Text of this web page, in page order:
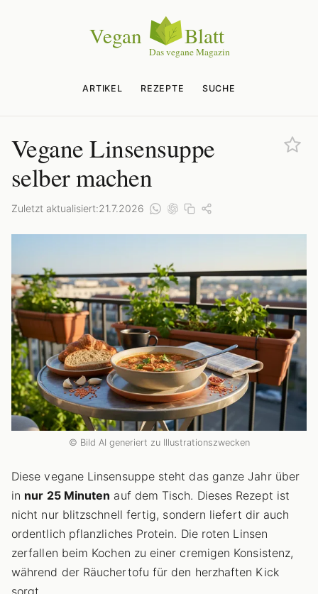
ARTIKEL REZEPTE SUCHE
Vegane Linsensuppe
selber machen
Zuletzt aktualisiert:21.7.2026
© Bild AI generiert zu Illustrationszwecken
Diese vegane Linsensuppe steht das ganze Jahr über
in nur 25 Minuten auf dem Tisch. Dieses Rezept ist
nicht nur blitzschnell fertig, sondern liefert dir auch
ordentlich pflanzliches Protein. Die roten Linsen
zerfallen beim Kochen zu einer cremigen Konsistenz,
während der Räuchertofu für den herzhaften Kick